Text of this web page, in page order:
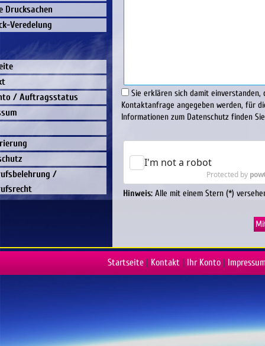
Drucksachen
Veredelung
/ Auftragsstatus
/
Sie erklären sich damit einverstanden,
Kontaktanfrage angegeben werden, für
Informationen zum Datenschutz finden
Hinweis: Alle mit einem Stern (*)
Startseite | Kontakt | Ihr Konto |